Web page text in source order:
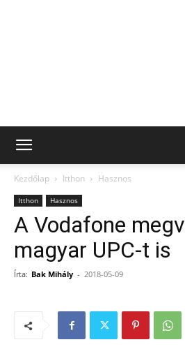
Kezdőlap Itthon Hasznos
Itthon Hasznos
A Vodafone
magyar UPC-t is
Írta: Bak Mihály - 2018-05-09